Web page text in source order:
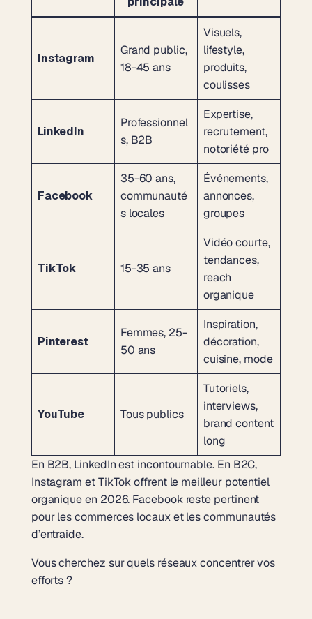
Instagram
Grand public,
18-45 ans
Visuels,
lifestyle,
produits,
coulisses
LinkedIn
Professionnel
s, B2B
Expertise,
recrutement,
notoriété pro
Facebook
35-60 ans,
communauté
s locales
Événements,
annonces,
groupes
TikTok 15-35 ans
Vidéo courte,
tendances,
reach
organique
Pinterest
Femmes, 25-
50 ans
Inspiration,
décoration,
cuisine, mode
YouTube Tous publics
Tutoriels,
interviews,
brand content
long
En B2B, LinkedIn est incontournable. En B2C,
Instagram et TikTok offrent le meilleur potentiel
organique en 2026. Facebook reste pertinent
pour les commerces locaux et les communautés
d’entraide.
Vous cherchez sur quels réseaux concentrer vos
efforts ?